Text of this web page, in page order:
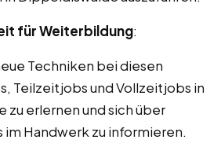
für Weiterbildung:
Techniken bei diesen
Teilzeitjobs und Vollzeitjobs in
zu erlernen und sich über
im Handwerk zu informieren.